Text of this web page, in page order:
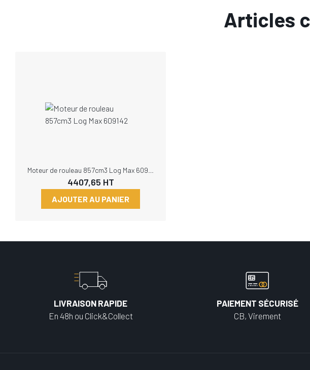
Articles
4407,65 HT
AJOUTER AU PANIER
LIVRAISON RAPIDE
En 48h ou Click&Collect
PAIEMENT SÉCURISÉ
CB, Virement